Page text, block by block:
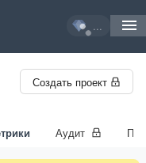
...
Создать проект
Аудит